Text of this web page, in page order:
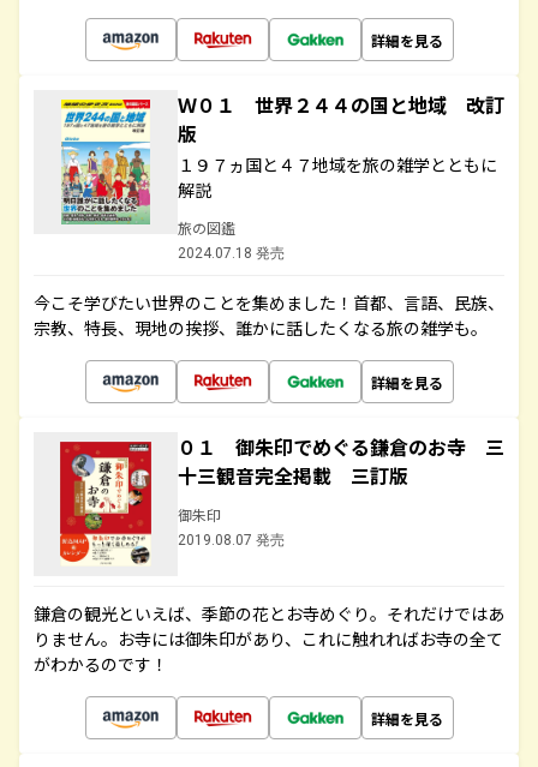
詳細を見る
Ｗ０１ 世界２４４の国と地域 改訂
版
１９７ヵ国と４７地域を旅の雑学とともに
解説
旅の図鑑
2024.07.18 発売
今こそ学びたい世界のことを集めました！首都、言語、民族、
宗教、特長、現地の挨拶、誰かに話したくなる旅の雑学も。
詳細を見る
０１ 御朱印でめぐる鎌倉のお寺 三
十三観音完全掲載 三訂版
御朱印
2019.08.07 発売
鎌倉の観光といえば、季節の花とお寺めぐり。それだけではあ
りません。お寺には御朱印があり、これに触れればお寺の全て
がわかるのです！
詳細を見る